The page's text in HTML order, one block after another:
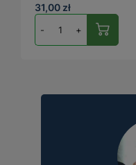
31,00 zł
- +